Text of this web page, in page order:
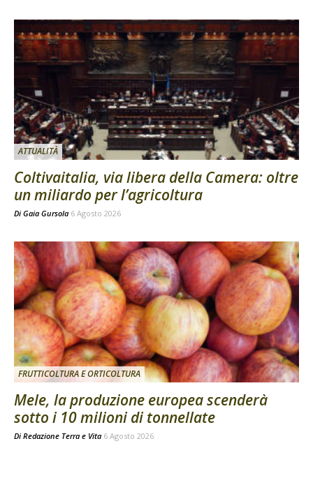
ATTUALITÀ
Coltivaitalia, via libera della Camera: oltre
un miliardo per l’agricoltura
Di Gaia Gursola 6 Agosto 2026
FRUTTICOLTURA E ORTICOLTURA
Mele, la produzione europea scenderà
sotto i 10 milioni di tonnellate
Di Redazione Terra e Vita 6 Agosto 2026